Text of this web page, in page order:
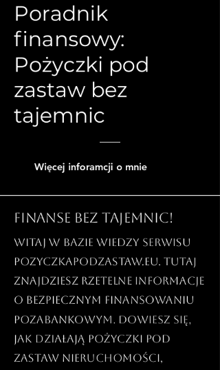
Poradnik
finansowy:
Pożyczki pod
zastaw bez
tajemnic
Więcej inforamcji o mnie
Finanse bez tajemnic!
Witaj w bazie wiedzy serwisu
PozyczkaPodZastaw.eu. Tutaj
znajdziesz rzetelne informacje
o bezpiecznym finansowaniu
pozabankowym. Dowiesz się,
jak działają pożyczki pod
zastaw nieruchomości,